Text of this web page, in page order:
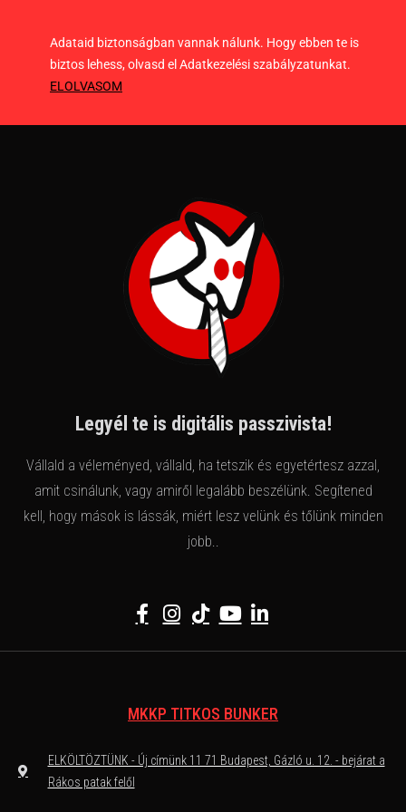
Adataid biztonságban vannak nálunk. Hogy ebben te is
biztos lehess, olvasd el Adatkezelési szabályzatunkat.
ELOLVASOM
Legyél te is digitális passzivista!
Vállald a véleményed, vállald, ha tetszik és egyetértesz azzal,
amit csinálunk, vagy amiről legalább beszélünk. Segítened
kell, hogy mások is lássák, miért lesz velünk és tőlünk minden
jobb..
MKKP TITKOS BUNKER
ELKÖLTÖZTÜNK - Új címünk 11 71 Budapest, Gázló u. 12. - bejárat a
Rákos patak felől